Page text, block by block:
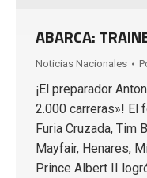
ABARCA:
Noticias Nacionales
¡El preparador
2.000 carreras»! El
Furia Cruzada, Tim
Mayfair, Henares,
Prince Albert II